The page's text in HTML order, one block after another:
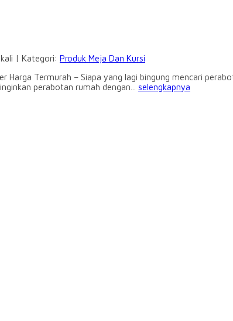
| Kategori: Produk Meja Dan Kursi
Harga Termurah – Siapa yang lagi bingung mencari
perabotan rumah dengan... selengkapnya